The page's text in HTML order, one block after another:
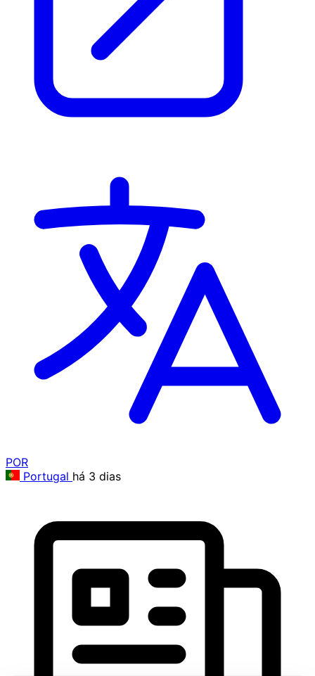
POR
Portugal há 3 dias